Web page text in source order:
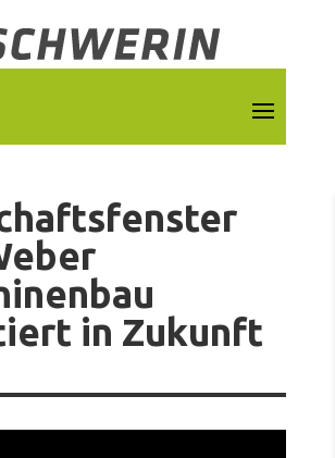
in Zukunft